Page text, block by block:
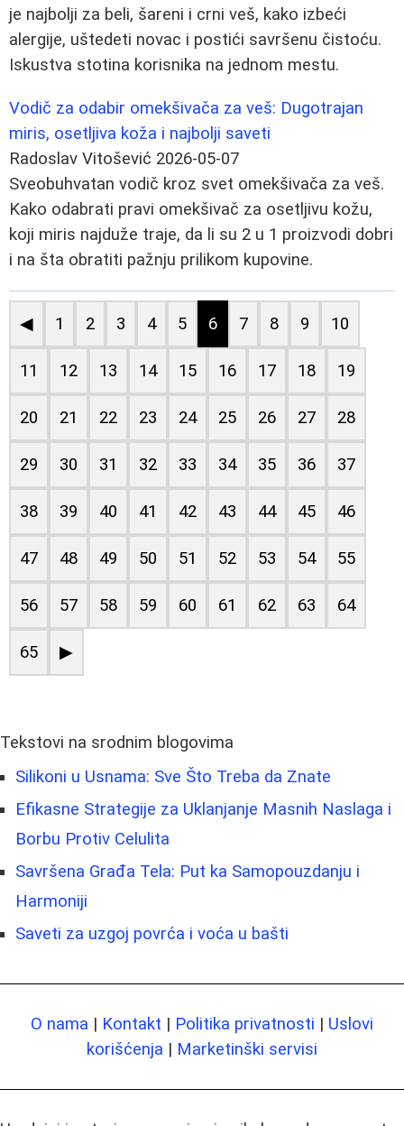
je najbolji za beli, šareni i crni veš, kako izbeći
alergije, uštedeti novac i postići savršenu čistoću.
Iskustva stotina korisnika na jednom mestu.
Vodič za odabir omekšivača za veš: Dugotrajan
miris, osetljiva koža i najbolji saveti
Radoslav Vitošević 2026-05-07
Sveobuhvatan vodič kroz svet omekšivača za veš.
Kako odabrati pravi omekšivač za osetljivu kožu,
koji miris najduže traje, da li su 2 u 1 proizvodi dobri
i na šta obratiti pažnju prilikom kupovine.
◀ 1 2 3 4 5 6 7 8 9 10
11 12 13 14 15 16 17 18 19
20 21 22 23 24 25 26 27 28
29 30 31 32 33 34 35 36 37
38 39 40 41 42 43 44 45 46
47 48 49 50 51 52 53 54 55
56 57 58 59 60 61 62 63 64
65 ▶
Tekstovi na srodnim blogovima
Silikoni u Usnama: Sve Što Treba da Znate
Efikasne Strategije za Uklanjanje Masnih Naslaga i
Borbu Protiv Celulita
Savršena Građa Tela: Put ka Samopouzdanju i
Harmoniji
Saveti za uzgoj povrća i voća u bašti
O nama | Kontakt | Politika privatnosti | Uslovi
korišćenja | Marketinški servisi